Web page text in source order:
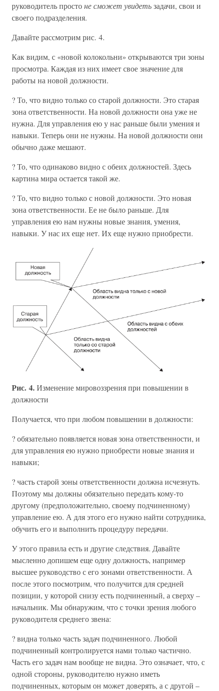
руководитель простоне сможет увидетьзадачи, свои и
своего подразделения.
Давайте рассмотрим рис. 4.
Как видим, с «новой колокольни» открываются три зоны
просмотра. Каждая из них имеет свое значение для
работы на новой должности.
? То, что видно только со старой должности. Это старая
зона ответственности. На новой должности она уже не
нужна. Для управления ею у нас раньше были умения и
навыки. Теперь они не нужны. На новой должности они
обычно даже мешают.
? То, что одинаково видно с обеих должностей. Здесь
картина мира остается такой же.
? То, что видно только с новой должности. Это новая
зона ответственности. Ее не было раньше. Для
управления ею нам нужны новые знания, умения,
навыки. У нас их еще нет. Их еще нужно приобрести.
Рис. 4.Изменение мировоззрения при повышении в
должности
Получается, что при любом повышении в должности:
? обязательно появляется новая зона ответственности, и
для управления ею нужно приобрести новые знания и
навыки;
? часть старой зоны ответственности должна исчезнуть.
Поэтому мы должны обязательно передать кому-то
другому (предположительно, своему подчиненному)
управление ею. А для этого его нужно найти сотрудника,
обучить его и выполнить процедуру передачи.
У этого правила есть и другие следствия. Давайте
мысленно допишем еще одну должность, например
высшее руководство с его зонами ответственности. А
после этого посмотрим, что получится для средней
позиции, у которой снизу есть подчиненный, а сверху –
начальник. Мы обнаружим, что с точки зрения любого
руководителя среднего звена:
? видна только часть задач подчиненного. Любой
подчиненный контролируется нами только частично.
Часть его задач нам вообще не видна. Это означает, что, с
одной стороны, руководителю нужно иметь
подчиненных, которым он может доверять, а с другой –